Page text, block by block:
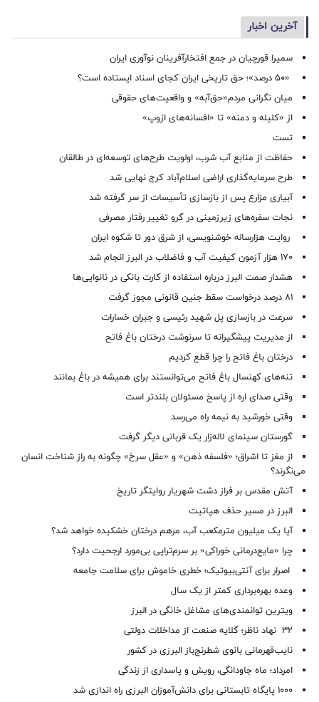
آخرین اخبار
سمیرا قورچیان در جمع افتخارآفرینان نوآوری ایران
«۵۰ درصد»؛ حق تاریخی ایران کجای اسناد ایستاده است؟
میان نگرانی مردم«حق‌آبه» و واقعیت‌های حقوقی
از «کلیله و دمنه» تا «افسانه‌های ازوپ»
تست
حفاظت از منابع آب شرب، اولویت طرح‌های توسعه‌ای در طالقان
طرح سرمایه‌گذاری اراضی اسلام‌آباد کرج نهایی شد
آبیاری مزارع پس از بازسازی تأسیسات از سر گرفته شد
نجات سفره‌های زیرزمینی در گرو تغییر رفتار مصرفی
روایت هزارساله خوشنویسی، از شرق دور تا شکوه ایران
۱۷۰ هزار آزمون کیفیت آب و فاضلاب در البرز انجام شد
هشدار صمت البرز درباره استفاده از کارت بانکی در نانوایی‌ها
۸۱ درصد درخواست‌ سقط جنین قانونی مجوز گرفت
سرعت در بازسازی پل شهید رئیسی و جبران خسارات
از مدیریت پیشگیرانه تا سرنوشت درختان باغ فاتح
درختان باغ فاتح را چرا قطع کردیم
تنه‌های کهنسال باغ فاتح می‌توانستند برای همیشه در باغ بمانند
وقتی صدای اره از پاسخ مسئولان بلندتر است
وقتی خورشید به نیمه راه می‌رسد
گورستان سینمای لاله‌زار یک قربانی دیگر گرفت
از مغز تا اشراق؛ «فلسفه ذهن» و «عقل سرخ» چگونه به راز شناخت انسان
می‌نگرند؟
آتش مقدس بر فراز دشت شهریار روایتگر تاریخ
البرز در مسیر حذف هپاتیت
آیا یک میلیون مترمکعب آب، مرهم درختان خشکیده خواهد شد؟
چرا «مایع‌درمانی خوراکی» بر سرم‌تراپی بی‌مورد ارجحیت دارد؟
اصرار برای آنتی‌بیوتیک؛ خطری خاموش برای سلامت جامعه
وعده بهره‌برداری کمتر از یک سال
ویترین توانمندی‌های مشاغل خانگی در البرز
۳۲ نهاد ناظر؛ گلایه صنعت از مداخلات دولتی
نایب‌قهرمانی بانوی شطرنج‌باز البرزی در کشور
امرداد؛ ماه جاودانگی، رویش و پاسداری از زندگی
۱۰۰۰ پایگاه تابستانی برای دانش‌آموزان البرزی راه اندازی شد